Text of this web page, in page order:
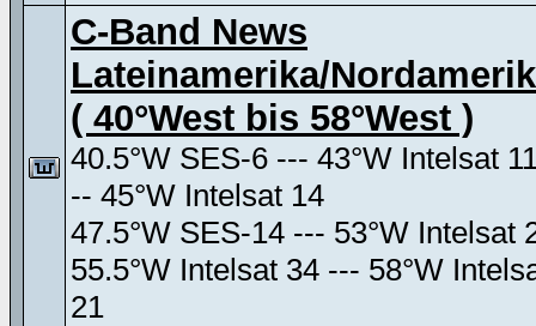
C-Band News
Lateinamerika/
( 40°West bis 58°West )
40.5°W SES-6 --- 43°W Intelsat
-- 45°W Intelsat 14
47.5°W SES-14 --- 53°W Intelsat
55.5°W Intelsat 34 --- 58°W
21